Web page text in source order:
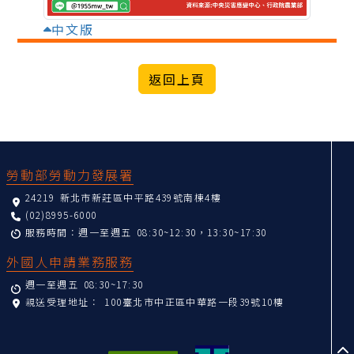
中文版
勞動部勞動力發展署
24219 新北市新莊區中平路439號南棟4樓
(02)8995-6000
服務時間：週一至週五 08:30~12:30，13:30~17:30
外國人申請業務服務
週一至週五 08:30~17:30
親送受理地址： 100臺北市中正區中華路一段39號10樓